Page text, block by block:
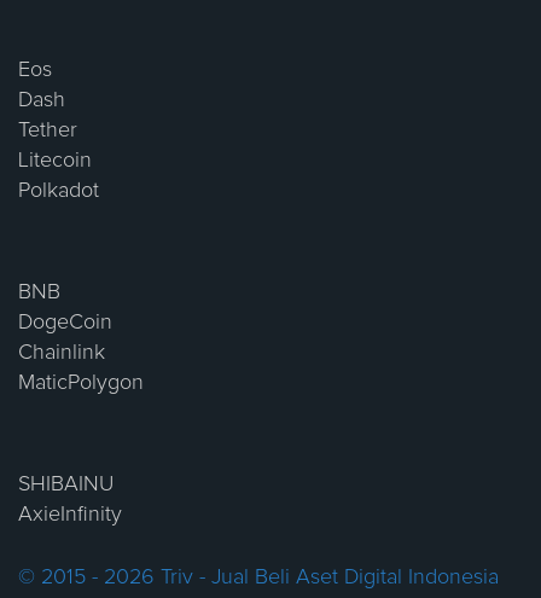
Eos
Dash
Tether
Litecoin
Polkadot
BNB
DogeCoin
Chainlink
MaticPolygon
SHIBAINU
AxieInfinity
© 2015 - 2026 Triv - Jual Beli Aset Digital Indonesia